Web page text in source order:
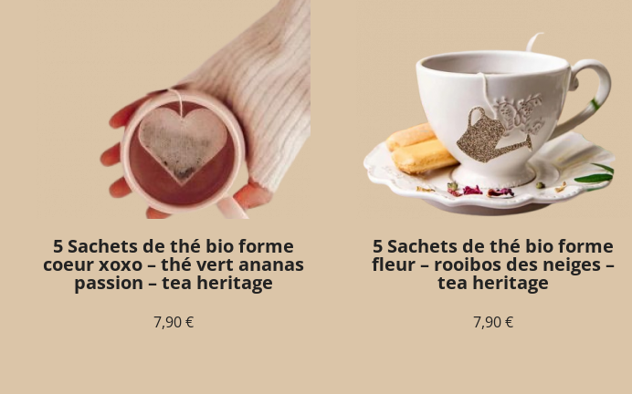
5 Sachets de thé bio forme
coeur xoxo – thé vert ananas
passion – tea heritage
7,90€
5 Sachets de thé bio forme
fleur – rooibos des neiges –
tea heritage
7,90€